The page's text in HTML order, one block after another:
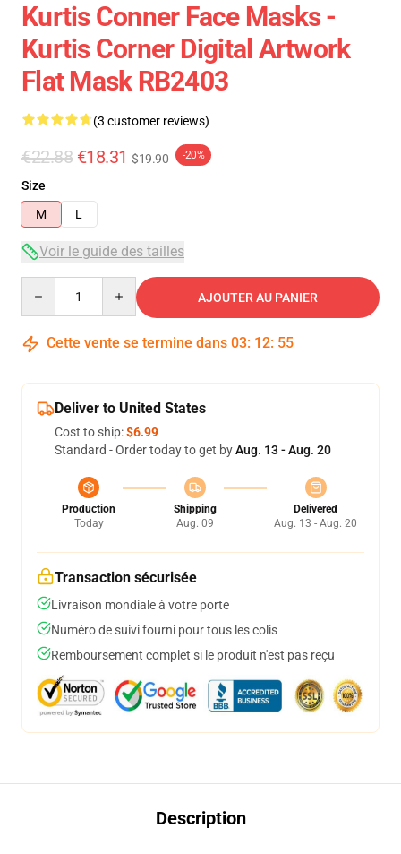
Kurtis Conner Face Masks -
Kurtis Corner Digital Artwork
Flat Mask RB2403
(3 customer reviews)
€22.88 €18.31 $19.90 -20%
Size
M
L
Voir le guide des tailles
AJOUTER AU PANIER
Cette vente se termine dans 03: 12: 54
Deliver to United States
Cost to ship:$6.99
Standard - Order today to get byAug. 13 - Aug. 20
Production
Today
Shipping
Aug. 09
Delivered
Aug. 13 - Aug. 20
Transaction sécurisée
Livraison mondiale à votre porte
Numéro de suivi fourni pour tous les colis
Remboursement complet si le produit n'est pas reçu
Description